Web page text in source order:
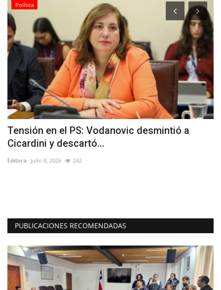
Política
Tensión en el PS: Vodanovic desmintió a
Cicardini y descartó...
Editora Julio 8, 2026 242
PUBLICACIONES RECOMENDADAS